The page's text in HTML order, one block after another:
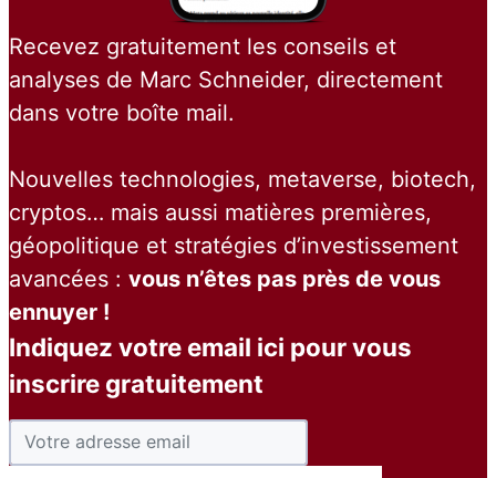
Recevez gratuitement les conseils et
analyses de Marc Schneider, directement
dans votre boîte mail.
Nouvelles technologies, metaverse, biotech,
cryptos… mais aussi matières premières,
géopolitique et stratégies d’investissement
avancées : vous n’êtes pas près de vous
ennuyer !
Indiquez votre email ici pour vous
inscrire gratuitement